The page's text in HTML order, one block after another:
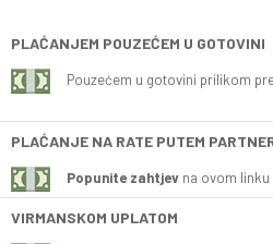
PLAĆANJEM POUZEĆEM U GOTOVINI
Pouzećem u gotovini prilikom
PLAĆANJE NA RATE PUTEM
Popunite zahtjev na ovom linku
VIRMANSKOM UPLATOM